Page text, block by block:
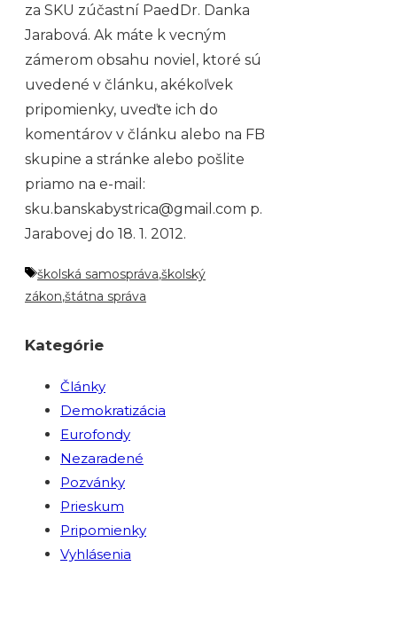
za SKU zúčastní PaedDr. Danka
Jarabová. Ak máte k vecným
zámerom obsahu noviel, ktoré sú
uvedené v článku, akékoľvek
pripomienky, uveďte ich do
komentárov v článku alebo na FB
skupine a stránke alebo pošlite
priamo na e-mail:
sku.banskabystrica@gmail.com p.
Jarabovej do 18. 1. 2012.
Značky
školská samospráva,školský
zákon,štátna správa
Kategórie
Články
Demokratizácia
Eurofondy
Nezaradené
Pozvánky
Prieskum
Pripomienky
Vyhlásenia